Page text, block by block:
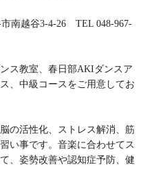
南越谷3-4-26 TEL 048-967-
ス教室、春日部AKIダンスア
、中級コースをご用意してお
の活性化、ストレス解消、筋
い事です。音楽に合わせてス
、姿勢改善や認知症予防、健